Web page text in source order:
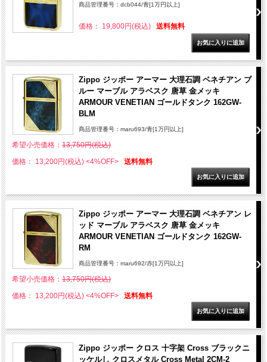
商品管理番号：dcb044/青[1万円以上]
価格： 19,800円(税込) 送料無料
Zippo ジッポー アーマー 大理石調 ベネチアン ブ
ルー マーブル アラベスク 唐草 金メッキ
ARMOUR VENETIAN ゴールドタンク 162GW-
BLM
商品管理番号：maru693/青[1万円以上]
希望小売価格： 13,750円(税込)
価格： 13,200円(税込) <4%OFF> 送料無料
Zippo ジッポー アーマー 大理石調 ベネチアン レ
ッド マーブル アラベスク 唐草 金メッキ
ARMOUR VENETIAN ゴールドタンク 162GW-
RM
商品管理番号：maru692/赤[1万円以上]
希望小売価格： 13,750円(税込)
価格： 13,200円(税込) <4%OFF> 送料無料
Zippo ジッポー クロス 十字架 Cross ブラックニ
ッケルし クロスメタル Cross Metal 2CM-2